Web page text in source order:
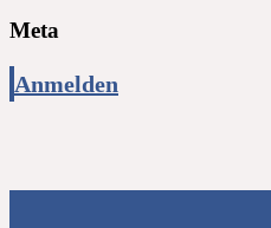
Meta
Anmelden